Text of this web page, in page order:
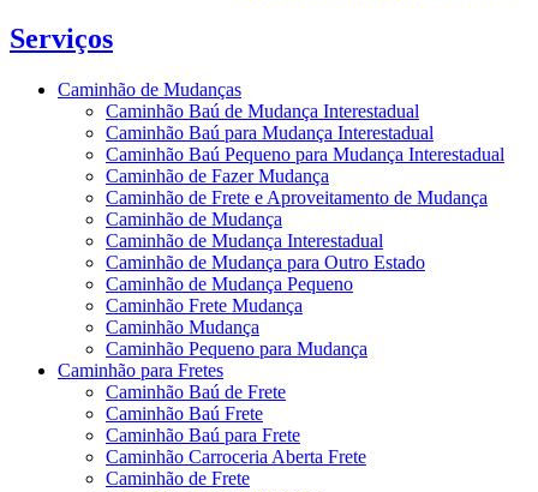
Serviços
Caminhão de Mudanças
Caminhão Baú de Mudança Interestadual
Caminhão Baú para Mudança Interestadual
Caminhão Baú Pequeno para Mudança Interestadual
Caminhão de Fazer Mudança
Caminhão de Frete e Aproveitamento de Mudança
Caminhão de Mudança
Caminhão de Mudança Interestadual
Caminhão de Mudança para Outro Estado
Caminhão de Mudança Pequeno
Caminhão Frete Mudança
Caminhão Mudança
Caminhão Pequeno para Mudança
Caminhão para Fretes
Caminhão Baú de Frete
Caminhão Baú Frete
Caminhão Baú para Frete
Caminhão Carroceria Aberta Frete
Caminhão de Frete